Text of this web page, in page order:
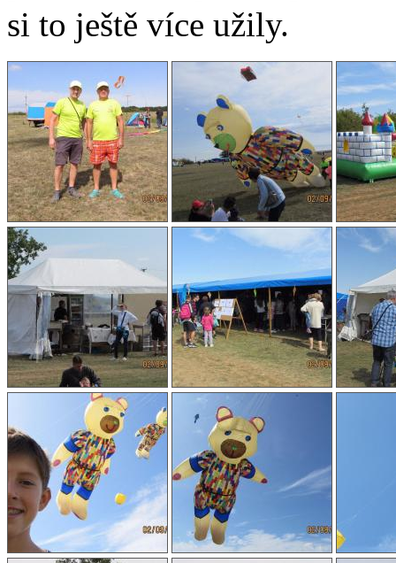
si to ještě více užily.